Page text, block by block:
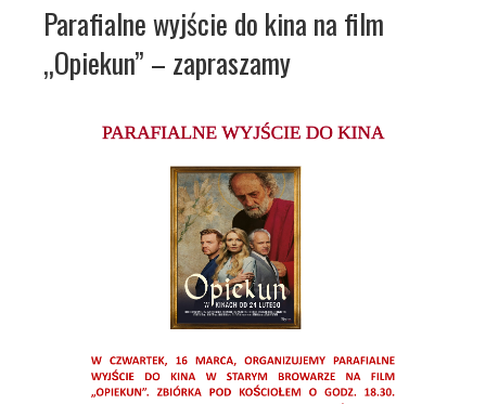
Parafialne wyjście do kina na film
„Opiekun” – zapraszamy